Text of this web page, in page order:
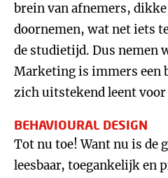
brein van afnemers,
doornemen, wat net iets
de studietijd. Dus nemen
Marketing is immers een
zich uitstekend leent
BEHAVIOURAL DESIGN
Tot nu toe! Want nu is de
leesbaar, toegankelijk en